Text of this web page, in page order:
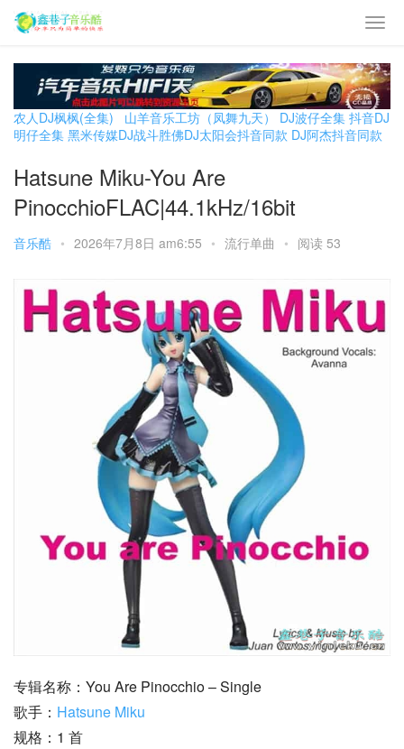
农人DJ枫枫(全集) 山羊音乐工坊（凤舞九天） DJ波仔全集 抖音DJ
明仔全集 黑米传媒DJ战斗胜佛DJ太阳会抖音同款 DJ阿杰抖音同款
Hatsune Miku-You Are
PinocchioFLAC|44.1kHz/16bit
音乐酷 • 2026年7月8日 am6:55 • 流行单曲 • 阅读 53
专辑名称：You Are Pinocchio – Single
歌手： Hatsune Miku
规格：1 首